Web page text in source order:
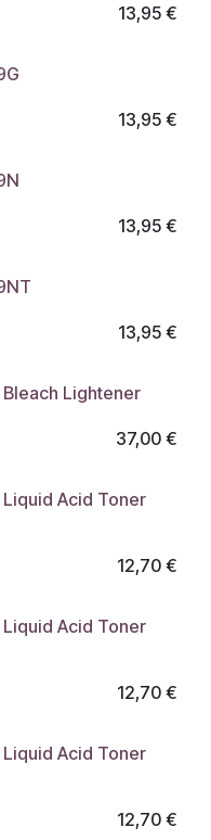
13,95€
13,95€
13,95€
13,95€
Lightener
37,00€
Acid Toner
12,70€
Acid Toner
12,70€
Acid Toner
12,70€